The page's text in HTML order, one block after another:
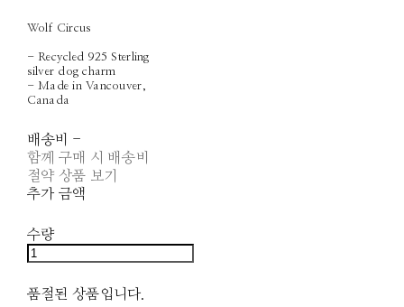
Wolf Circus
- Recycled 925 Sterling
silver dog charm
- Made in Vancouver,
Canada
배송비 -
함께 구매 시 배송비
절약 상품 보기
추가 금액
수량
품절된 상품입니다.